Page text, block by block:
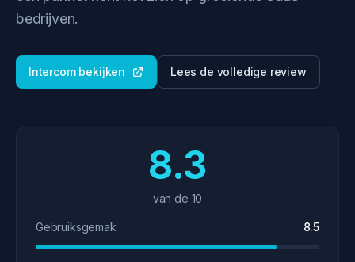
bedrijven.
Intercom bekijken Lees de volledige review
8.3
van de 10
Gebruiksgemak 8.5